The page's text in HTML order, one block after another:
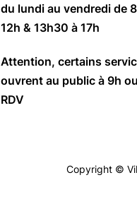
du lundi au vendredi de
12h & 13h30 à 17h
Attention, certains
ouvrent au public à 9h
RDV
Copyright ©